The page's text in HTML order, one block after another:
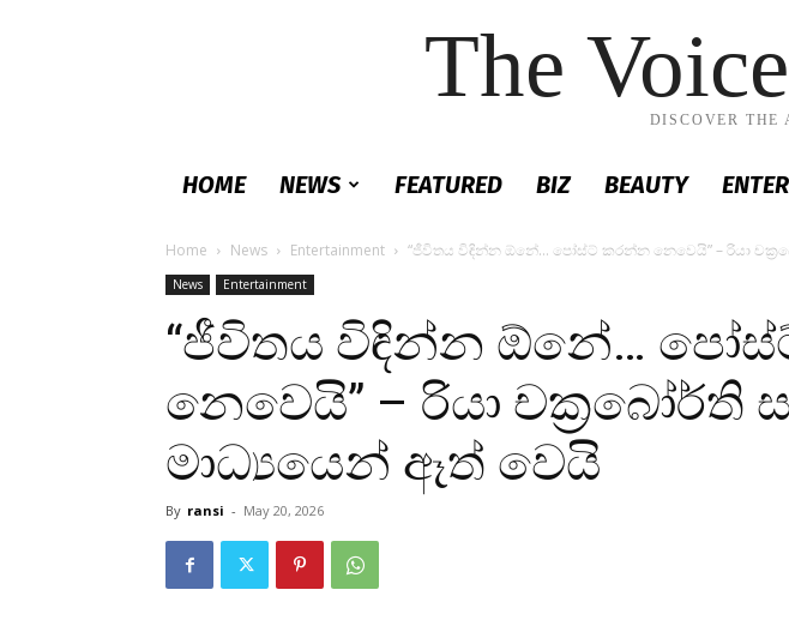
The
DISCOVER THE
HOME NEWS FEATURED BIZ BEAUTY
Home News Entertainment “ජීවිතය විඳින්න ඕනේ… පෝස්ට් කරන්න නෙවෙයි” – රියා
News Entertainment
“ජීවිතය විඳින්න ඕනේ…
නෙවෙයි” – රියා චක්‍රබෝර්ති
මාධ්‍යයෙන් ඈත් වෙයි
By ransi - May 20, 2026